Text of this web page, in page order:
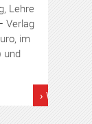
Lehre
Verlag
im
und
›